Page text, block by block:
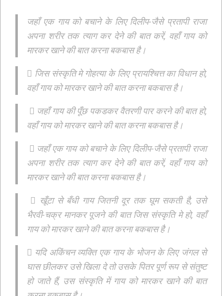
जहाँ एक गाय को बचाने के लिए दिलीप-जैसे प्रतापी राजा
अपना शरीर तक त्याग कर देने की बात करें, वहाँ गाय को
मारकर खाने की बात करना बकबास है।
 जिस संस्कृति मे गोहत्या के लिए प्रायश्चित्त का विधान हो,
वहाँ गाय को मारकर खाने की बात करना बकबास है।
 जहाँ गाय की पूँछ पकडकर वैतरणी पार करने की बात हो,
वहाँ गाय को मारकर खाने की बात करना बकबास है।
 जहाँ एक गाय को बचाने के लिए दिलीप-जैसे प्रतापी राजा
अपना शरीर तक त्याग कर देने की बात करें, वहाँ गाय को
मारकर खाने की बात करना बकबास है।
 खूँटा से बँधी गाय जितनी दूर तक घूम सकती है, उसे
भैरवी-चक्र मानकर पूजने की बात जिस संस्कृति मे हो, वहाँ
गाय को मारकर खाने की बात करना बकबास है।
 यदि अकिंचन व्यक्ति एक गाय के भोजन के लिए जंगल से
घास छीलकर उसे खिला दे तो उसके पितर पूर्ण रूप से संतुष्ट
हो जाते हैं, उस संस्कृति में गाय को मारकर खाने की बात